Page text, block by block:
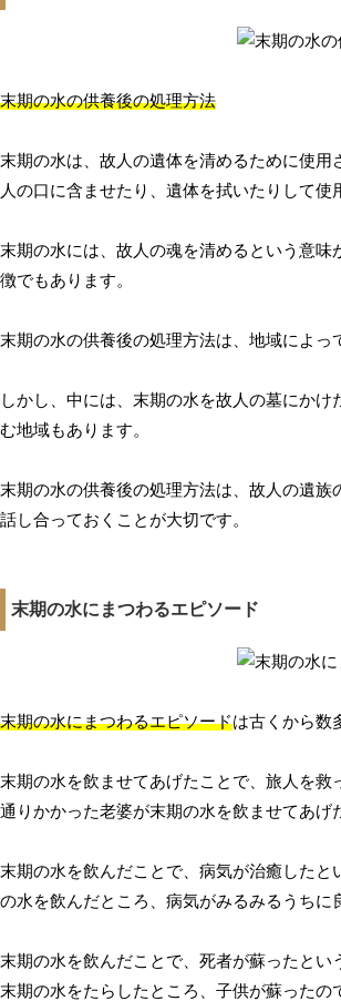
末期の水の供養後の処理方法
末期の水は、故人の遺体を清めるために使
人の口に含ませたり、遺体を拭いたりして使
末期の水には、故人の魂を清めるという意
徴でもあります。
末期の水の供養後の処理方法は、地域によっ
しかし、中には、末期の水を故人の墓にか
む地域もあります。
末期の水の供養後の処理方法は、故人の遺
話し合っておくことが大切です。
末期の水にまつわるエピソード
末期の水にまつわるエピソードは古くから数
末期の水を飲ませてあげたことで、旅人を
通りかかった老婆が末期の水を飲ませてあげ
末期の水を飲んだことで、病気が治癒した
の水を飲んだところ、病気がみるみるうちに
末期の水を飲んだことで、死者が蘇ったと
末期の水をたらしたところ、子供が蘇ったの